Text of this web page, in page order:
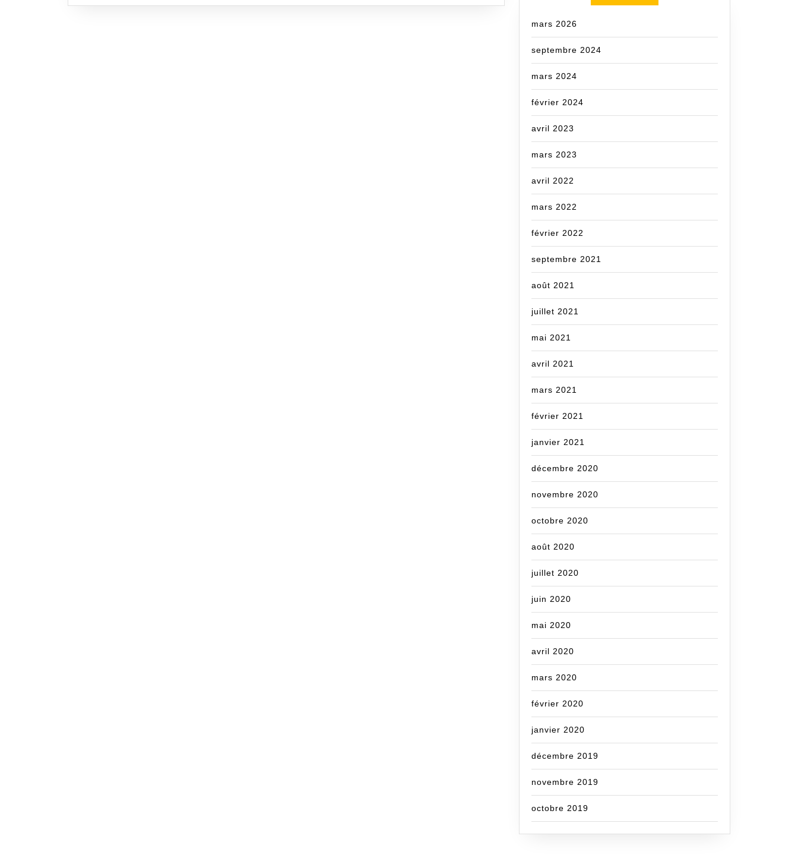
mars 2026
septembre 2024
mars 2024
février 2024
avril 2023
mars 2023
avril 2022
mars 2022
février 2022
septembre 2021
août 2021
juillet 2021
mai 2021
avril 2021
mars 2021
février 2021
janvier 2021
décembre 2020
novembre 2020
octobre 2020
août 2020
juillet 2020
juin 2020
mai 2020
avril 2020
mars 2020
février 2020
janvier 2020
décembre 2019
novembre 2019
octobre 2019